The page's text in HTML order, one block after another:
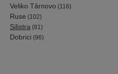
Veliko Tărnovo (116)
Ruse (102)
Silistra (81)
Dobrici (96)